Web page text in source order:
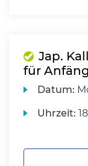
Jap.
für
Datum:
Uhrzeit: